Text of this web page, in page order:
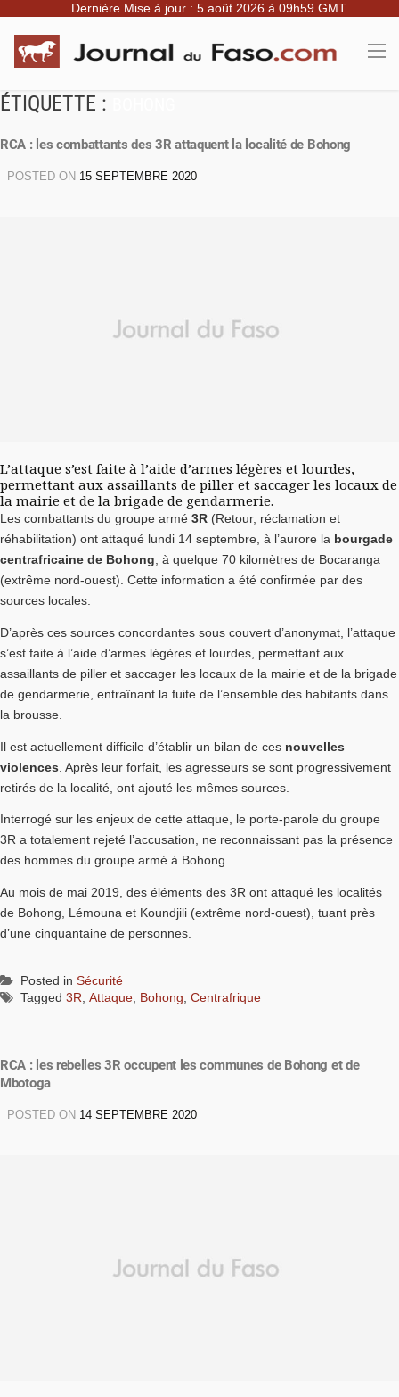
Dernière Mise à jour : 5 août 2026 à 09h59 GMT
ÉTIQUETTE :
RCA : les combattants des 3R attaquent la localité de Bohong
POSTED ON 15 SEPTEMBRE 2020
L’attaque s’est faite à l’aide d’armes légères et lourdes,
permettant aux assaillants de piller et saccager les locaux de
la mairie et de la brigade de gendarmerie.
Les combattants du groupe armé 3R (Retour, réclamation et
réhabilitation) ont attaqué lundi 14 septembre, à l’aurore la bourgade
centrafricaine de Bohong, à quelque 70 kilomètres de Bocaranga
(extrême nord-ouest). Cette information a été confirmée par des
sources locales.
D’après ces sources concordantes sous couvert d’anonymat, l’attaque
s’est faite à l’aide d’armes légères et lourdes, permettant aux
assaillants de piller et saccager les locaux de la mairie et de la brigade
de gendarmerie, entraînant la fuite de l’ensemble des habitants dans
la brousse.
Il est actuellement difficile d’établir un bilan de ces nouvelles
violences . Après leur forfait, les agresseurs se sont progressivement
retirés de la localité, ont ajouté les mêmes sources.
Interrogé sur les enjeux de cette attaque, le porte-parole du groupe
3R a totalement rejeté l’accusation, ne reconnaissant pas la présence
des hommes du groupe armé à Bohong.
Au mois de mai 2019, des éléments des 3R ont attaqué les localités
de Bohong, Lémouna et Koundjili (extrême nord-ouest), tuant près
d’une cinquantaine de personnes.
Posted in Sécurité
Tagged 3R, Attaque, Bohong, Centrafrique
RCA : les rebelles 3R occupent les communes de Bohong et de
Mbotoga
POSTED ON 14 SEPTEMBRE 2020